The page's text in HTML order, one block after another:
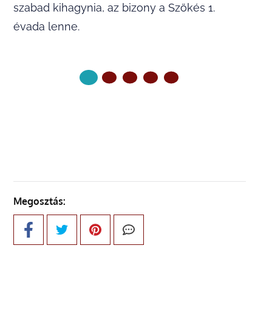
szabad kihagynia, az bizony a Szökés 1.
évada lenne.
Megosztás: